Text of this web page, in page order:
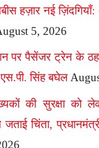
हज़ार नई
5, 2026
पर पैसेंजर ट्रेन के
सिंह बघेल
की सुरक्षा को
चिंता,